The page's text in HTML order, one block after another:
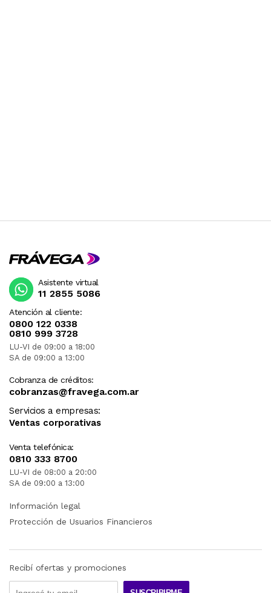
Atención al cliente:
0800 122 0338
0810 999 3728
LU-VI de 09:00 a 18:00
SA de 09:00 a 13:00
Cobranza de créditos:
cobranzas@fravega.com.ar
Servicios a empresas:
Ventas corporativas
Venta telefónica:
0810 333 8700
LU-VI de 08:00 a 20:00
SA de 09:00 a 13:00
Asistente virtual
11 2855 5086
Información legal
Protección de Usuarios Financieros
Recibí ofertas y promociones